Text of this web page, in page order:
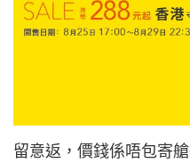
留意返，價錢係唔包寄